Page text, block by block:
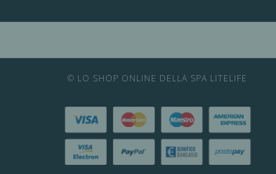
© LO SHOP ONLINE DELLA SPA LITELIFE